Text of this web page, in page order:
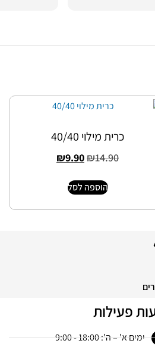
כרית מילוי 40/40
₪14.90
₪9.90
הוספה לסל
פעילות
ימים א' – ה': 18:00 - 9:00